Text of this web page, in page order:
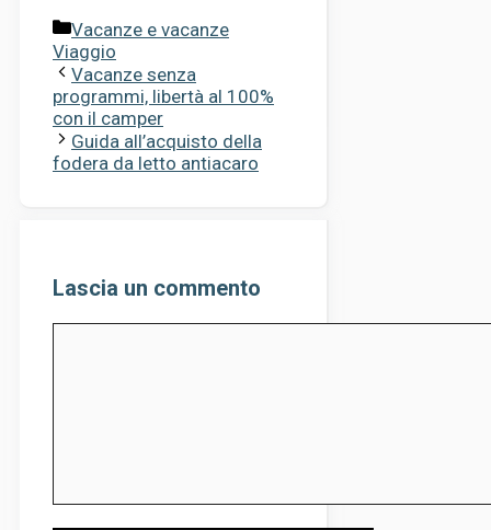
Categorie
Vacanze e vacanze
Viaggio
Vacanze senza
programmi, libertà al 100%
con il camper
Guida all’acquisto della
fodera da letto antiacaro
Lascia un commento